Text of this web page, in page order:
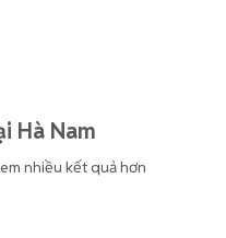
Hà Nam
nhiều kết quả hơn